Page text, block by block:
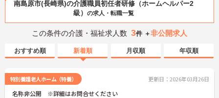
南島原市(長崎県)の介護職員初任者研修（ホームヘルパー2
級） の求人・転職一覧
この条件の介護・福祉求人数 3件 ＋非公開求人
おすすめ順 新着順 月収順 年収順
特別養護老人ホーム（特養） 更新日：2026年03月26日
名称非公開 ※詳細はお問合せください